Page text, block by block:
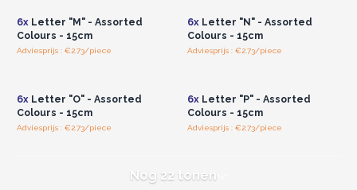
6xLetter "M" - Assorted
Colours - 15cm
Adviesprijs : €2.73/piece
6xLetter "N" - Assorted
Colours - 15cm
Adviesprijs : €2.73/piece
6xLetter "O" - Assorted
Colours - 15cm
Adviesprijs : €2.73/piece
6xLetter "P" - Assorted
Colours - 15cm
Adviesprijs : €2.73/piece
Nog 22 tonen